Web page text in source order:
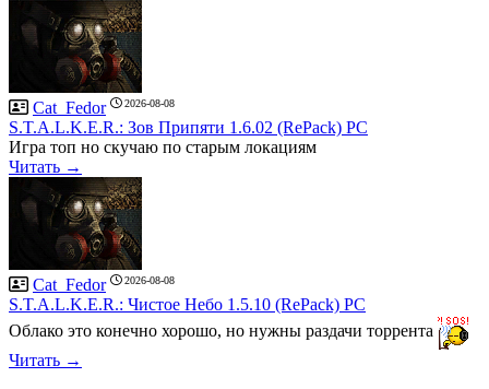
Cat_Fedor 2026-08-08
S.T.A.L.K.E.R.: Зов Припяти 1.6.02 (RePack) PC
Игра топ но скучаю по старым локациям
Читать →
Cat_Fedor 2026-08-08
S.T.A.L.K.E.R.: Чистое Небо 1.5.10 (RePack) PC
Облако это конечно хорошо, но нужны раздачи торрента
Читать →